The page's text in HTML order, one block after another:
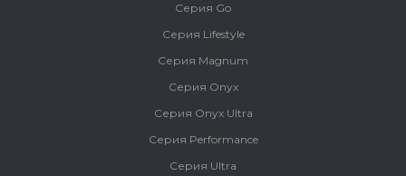
Серия Go
Серия Lifestyle
Серия Magnum
Серия Onyx
Серия Onyx Ultra
Серия Performance
Серия Ultra